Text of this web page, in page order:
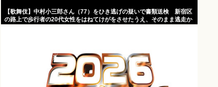
【歌舞伎】中村小三郎さん（77）をひき逃げの疑いで書類送検 新宿区
の路上で歩行者の20代女性をはねてけがをさせたうえ、そのまま逃走か